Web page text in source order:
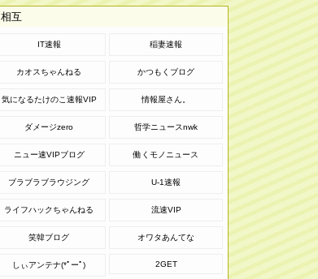
相互
IT速報 稲妻速報
カオスちゃんねる かつもくブログ
気になるたけのこ速報VIP 情報屋さん。
ダメージzero 哲学ニュースnwk
ニュー速VIPブログ 働くモノニュース
ブラブラブラウジング U-1速報
ライフハックちゃんねる 流速VIP
笑韓ブログ オワタあんてな
しぃアンテナ(*ﾟーﾟ) 2GET